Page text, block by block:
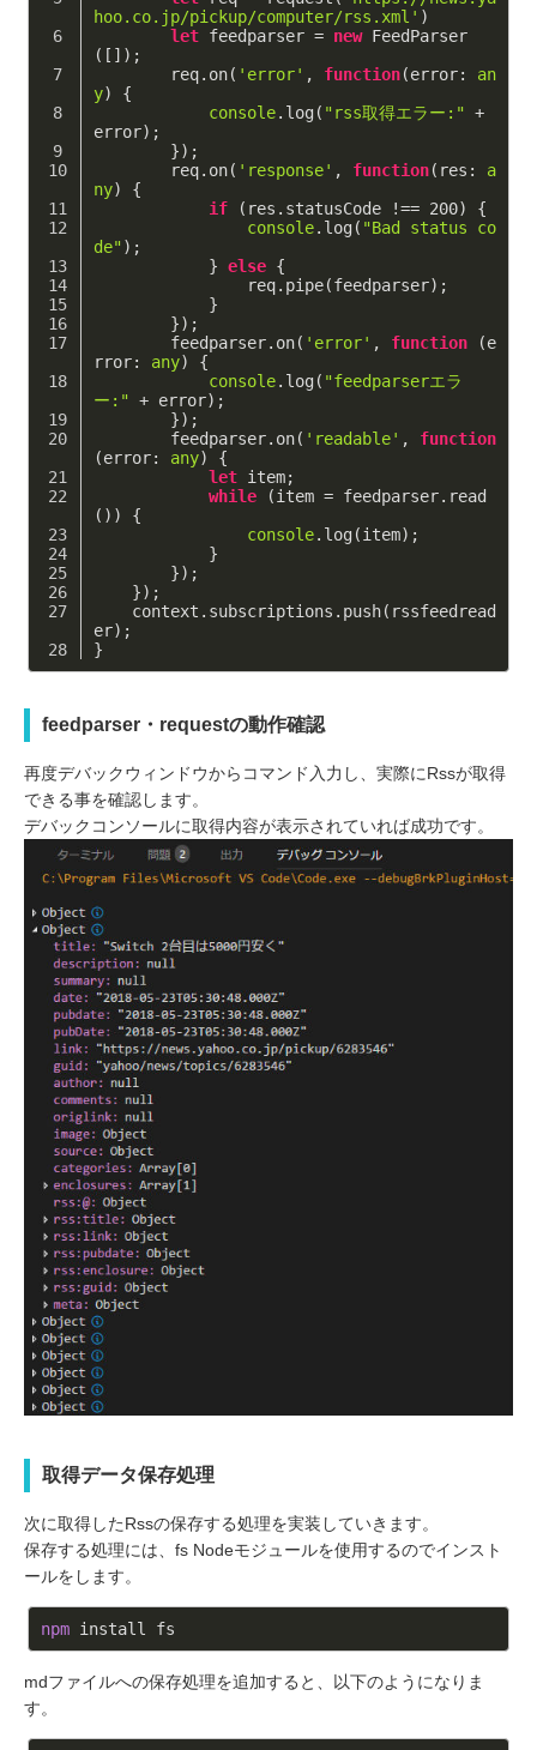
hoo.co.jp/pickup/computer/rss.xml' )
let feedparser = new FeedParser
([]);
        req.on(
'error' , function(error: an
y) {
console.log( "rss取得エラー:" +
error);
        });
        req.on(
'response' , function( res: a
ny) {
if (res.statusCode !== 200) {
console.log( "Bad status co
de");
            }
else {
                req.pipe(feedparser);
            }
        });
        feedparser.on(
'error' , function (e
rror: any) {
console.log( "feedparserエラ
ー:" + error);
        });
        feedparser.on(
'readable' , function
(error: any) {
let item;
while (item = feedparser.read
()) {
console.log(item);
            }
        });
    });
er);
}
feedparser・requestの動作確認
再度デバックウィンドウからコマンド入力し、実際にRssが取得
できる事を確認します。
デバックコンソールに取得内容が表示されていれば成功です。
取得データ保存処理
次に取得したRssの保存する処理を実装していきます。
保存する処理には、fs Nodeモジュールを使用するのでインスト
ールをします。
npm install fs
mdファイルへの保存処理を追加すると、以下のようになりま
す。